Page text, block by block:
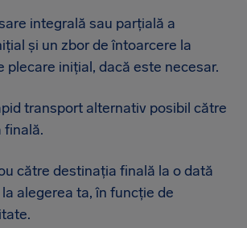
integrală sau parțială a
și un zbor de întoarcere la
plecare inițial, dacă este necesar.
transport alternativ posibil către
finală.
către destinația finală la o dată
alegerea ta, în funcție de